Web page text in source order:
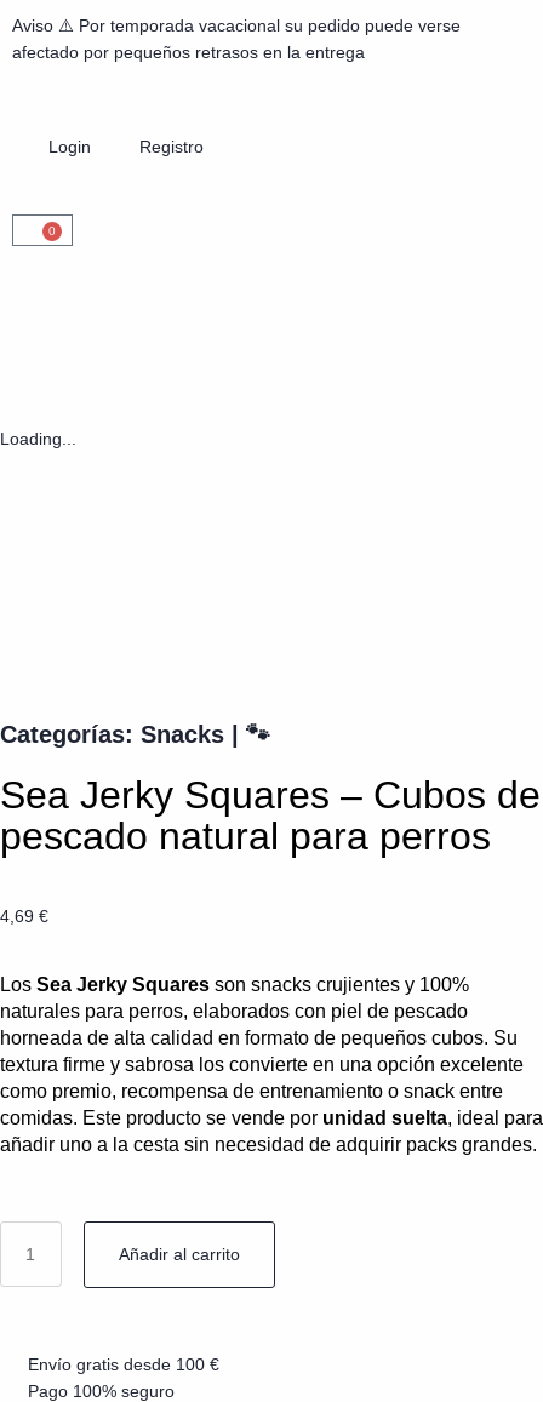
Aviso ⚠️ Por temporada vacacional su pedido puede verse
afectado por pequeños retrasos en la entrega
Login Registro
0
Loading...
Categorías: Snacks 🐾
Sea Jerky Squares – Cubos de
pescado natural para perros
4,69 €
Los Sea Jerky Squares son snacks crujientes y 100%
naturales para perros, elaborados con piel de pescado
horneada de alta calidad en formato de pequeños cubos. Su
textura firme y sabrosa los convierte en una opción excelente
como premio, recompensa de entrenamiento o snack entre
comidas. Este producto se vende por unidad suelta, ideal para
añadir uno a la cesta sin necesidad de adquirir packs grandes.
Añadir al carrito
Envío gratis desde 100 €
Pago 100% seguro